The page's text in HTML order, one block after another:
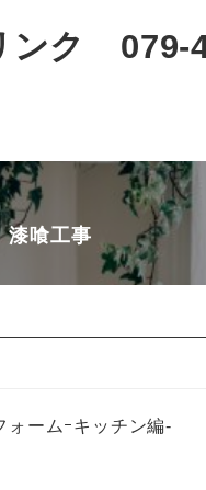
ンク 079-
喰工事
ームｰキッチン編-